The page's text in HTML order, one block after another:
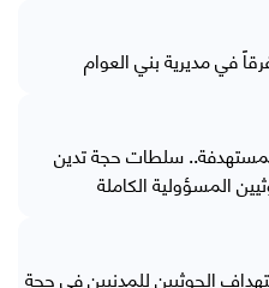
في مديرية بني العوام
سلطات حجة تدين
المسؤولية الكاملة
الحوثيين للمدنيين في حجة